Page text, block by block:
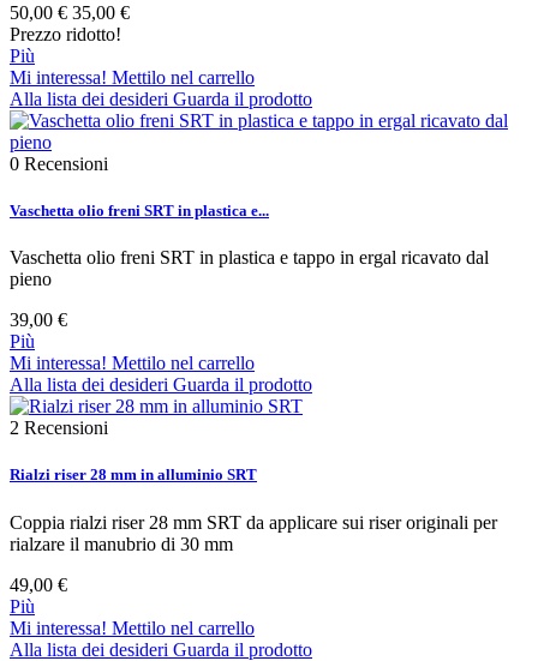
50,00 € 35,00 €
Prezzo ridotto!
Più
Mi interessa! Mettilo nel carrello
Alla lista dei desideri Guarda il prodotto
0 Recensioni
Vaschetta olio freni SRT in plastica e...
Vaschetta olio freni SRT in plastica e tappo in ergal ricavato dal
pieno
39,00 €
Più
Mi interessa! Mettilo nel carrello
Alla lista dei desideri Guarda il prodotto
2 Recensioni
Rialzi riser 28 mm in alluminio SRT
Coppia rialzi riser 28 mm SRT da applicare sui riser originali per
rialzare il manubrio di 30 mm
49,00 €
Più
Mi interessa! Mettilo nel carrello
Alla lista dei desideri Guarda il prodotto